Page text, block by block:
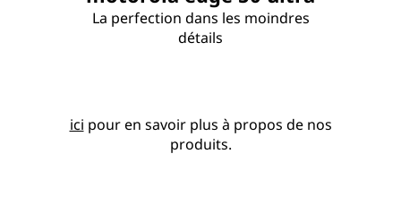
La perfection dans les moindres
détails
ici pour en savoir plus à propos de nos
produits.